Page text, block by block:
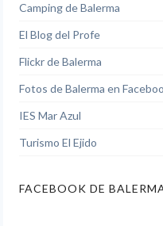
Camping de Balerma
El Blog del Profe
Flickr de Balerma
Fotos de Balerma en
IES Mar Azul
Turismo El Ejido
FACEBOOK DE